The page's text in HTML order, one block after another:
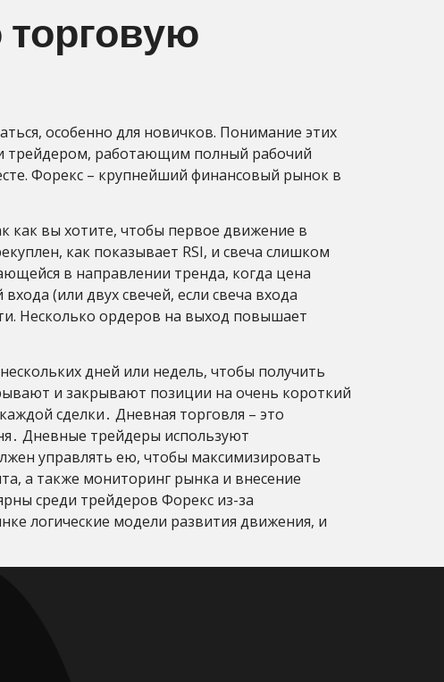
особенно для новичков. Понимание этих
трейдером, работающим полный рабочий
Форекс – крупнейший финансовый рынок в
как вы хотите, чтобы первое движение в
как показывает RSI, и свеча слишком
в направлении тренда, когда цена
(или двух свечей, если свеча входа
Несколько ордеров на выход повышает
дней или недель, чтобы получить
и закрывают позиции на очень короткий
сделки․ Дневная торговля – это
Дневные трейдеры используют
управлять ею, чтобы максимизировать
а также мониторинг рынка и внесение
среди трейдеров Форекс из-за
логические модели развития движения, и